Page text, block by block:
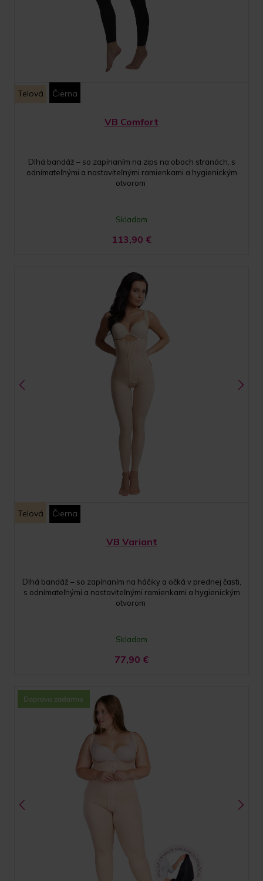
Telová Čierna
VB Comfort
Dlhá bandáž – so zapínaním na zips na oboch stranách, s
odnímateľnými a nastaviteľnými ramienkami a hygienickým
otvorom
Skladom
113,90 €
Telová Čierna
VB Variant
Dlhá bandáž – so zapínaním na háčiky a očká v prednej časti,
s odnímateľnými a nastaviteľnými ramienkami a hygienickým
otvorom
Skladom
77,90 €